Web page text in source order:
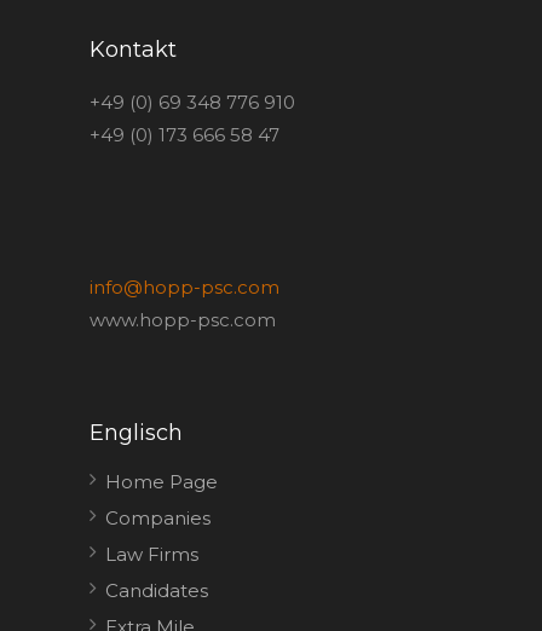
Kontakt
+49 (0) 69 348 776 910
+49 (0) 173 666 58 47
info@hopp-psc.com
www.hopp-psc.com
Englisch
Home Page
Companies
Law Firms
Candidates